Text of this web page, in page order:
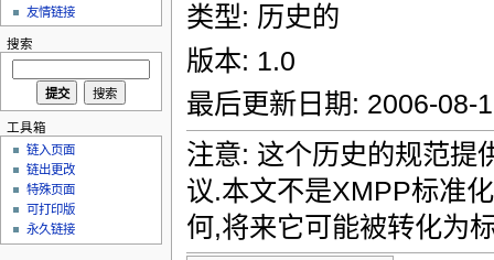
类型: 历史的
版本: 1.0
最后更新日期: 2006-08-
注意: 这个历史的规范提
议.本文不是XMPP标准
何,将来它可能被转化为
友情链接
搜索
工具箱
链入页面
链出更改
特殊页面
可打印版
永久链接